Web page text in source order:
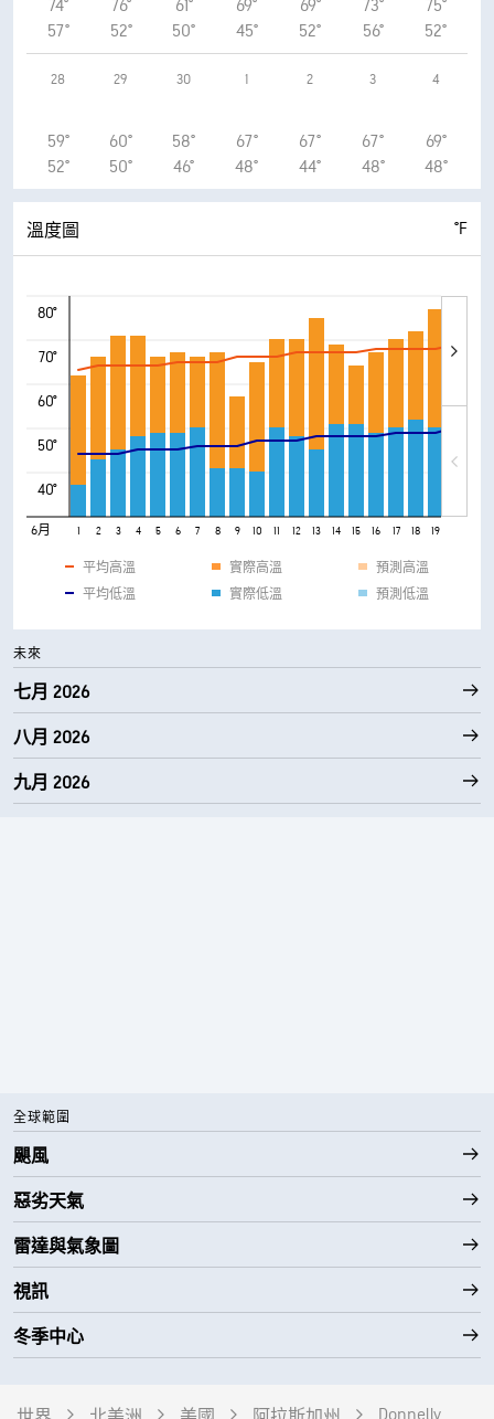
74°
57°
76°
52°
61°
50°
69°
45°
69°
52°
73°
56°
75°
52°
28
59°
52°
29
60°
50°
30
58°
46°
1
67°
48°
2
67°
44°
3
67°
48°
4
69°
48°
溫度圖 °F
80°
70°
60°
50°
40°
6月 1 2 3 4 5 6 7 8 9 10 11 12 13 14 15 16 17 18 19
平均高溫
平均低溫
實際高溫
實際低溫
預測高溫
預測低溫
未來
七月 2026
八月 2026
九月 2026
全球範圍
颶風
惡劣天氣
雷達與氣象圖
視訊
冬季中心
Donnelly